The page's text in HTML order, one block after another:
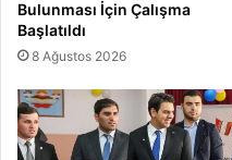
Bulunması İçin Çalışma
Başlatıldı
8 Ağustos 2026